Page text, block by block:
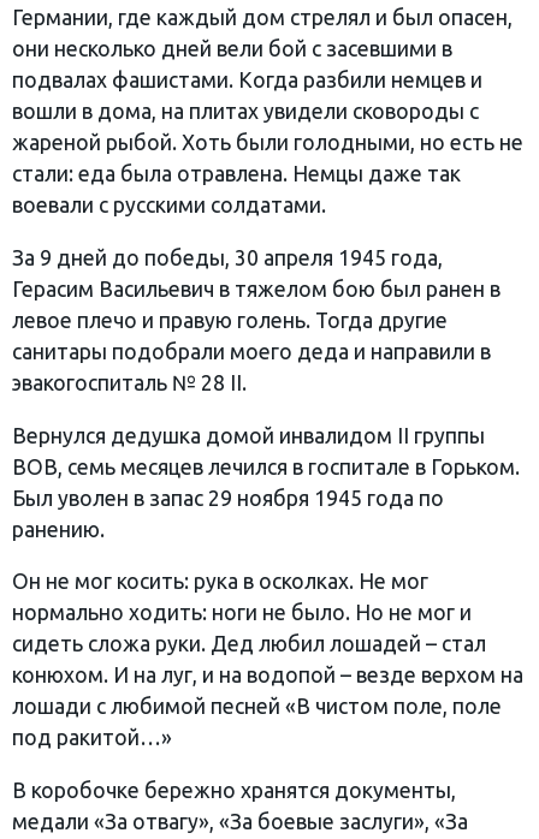
Германии, где каждый дом стрелял и был опасен,
они несколько дней вели бой с засевшими в
подвалах фашистами. Когда разбили немцев и
вошли в дома, на плитах увидели сковороды с
жареной рыбой. Хоть были голодными, но есть не
стали: еда была отравлена. Немцы даже так
воевали с русскими солдатами.
За 9 дней до победы, 30 апреля 1945 года,
Герасим Васильевич в тяжелом бою был ранен в
левое плечо и правую голень. Тогда другие
санитары подобрали моего деда и направили в
эвакогоспиталь № 28 II.
Вернулся дедушка домой инвалидом II группы
ВОВ, семь месяцев лечился в госпитале в Горьком.
Был уволен в запас 29 ноября 1945 года по
ранению.
Он не мог косить: рука в осколках. Не мог
нормально ходить: ноги не было. Но не мог и
сидеть сложа руки. Дед любил лошадей – стал
конюхом. И на луг, и на водопой – везде верхом на
лошади с любимой песней «В чистом поле, поле
под ракитой…»
В коробочке бережно хранятся документы,
медали «За отвагу», «За боевые заслуги», «За